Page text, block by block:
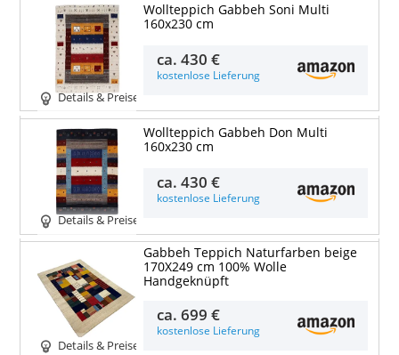
Details & Preise
Wollteppich Gabbeh Soni Multi
160x230 cm
ca.430 €
kostenlose Lieferung
Details & Preise
Wollteppich Gabbeh Don Multi
160x230 cm
ca.430 €
kostenlose Lieferung
Details & Preise
Gabbeh Teppich Naturfarben beige
170X249 cm 100% Wolle
Handgeknüpft
ca.699 €
kostenlose Lieferung